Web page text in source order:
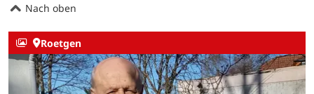
Nach oben
Roetgen